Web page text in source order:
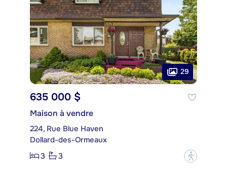
29
635 000 $
Maison à vendre
224, Rue Blue Haven
Dollard-des-Ormeaux
3
3 ?